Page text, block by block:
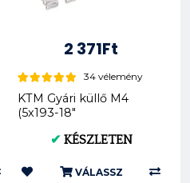
2 371Ft
34 vélemény
KTM Gyári küllő M4
(5x193-18"
5x226-21" 7710907...
✔ KÉSZLETEN
VÁLASSZ